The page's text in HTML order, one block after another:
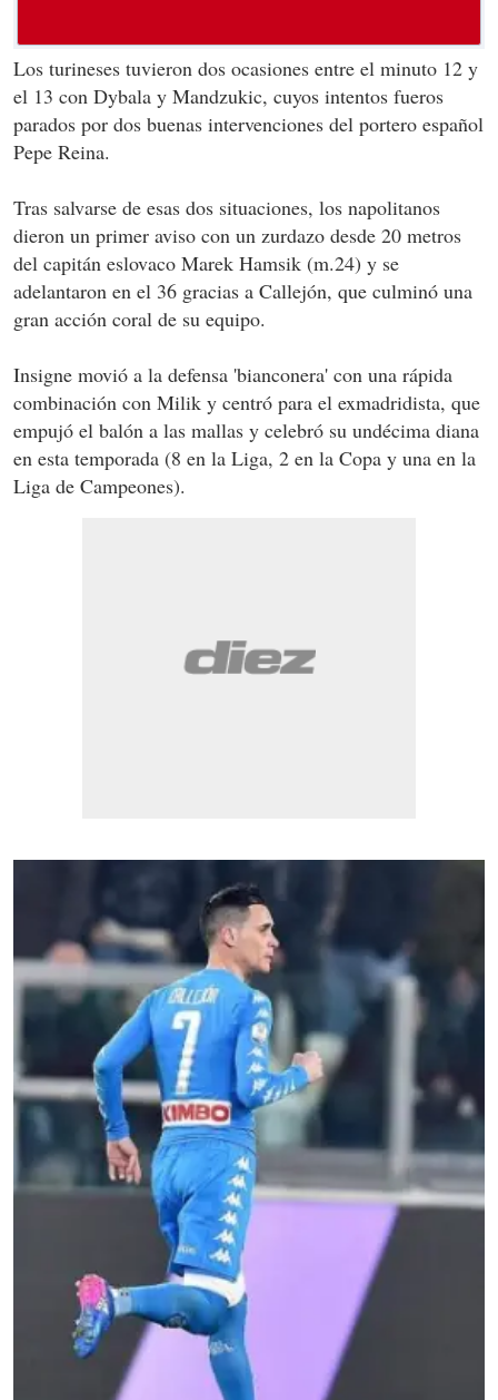
Los turineses tuvieron dos ocasiones entre el minuto 12 y
el 13 con Dybala y Mandzukic, cuyos intentos fueros
parados por dos buenas intervenciones del portero español
Pepe Reina.
Tras salvarse de esas dos situaciones, los napolitanos
dieron un primer aviso con un zurdazo desde 20 metros
del capitán eslovaco Marek Hamsik (m.24) y se
adelantaron en el 36 gracias a Callejón, que culminó una
gran acción coral de su equipo.
Insigne movió a la defensa 'bianconera' con una rápida
combinación con Milik y centró para el exmadridista, que
empujó el balón a las mallas y celebró su undécima diana
en esta temporada (8 en la Liga, 2 en la Copa y una en la
Liga de Campeones).